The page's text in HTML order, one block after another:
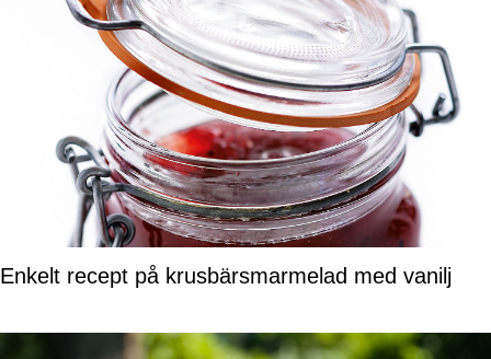
Enkelt recept på krusbärsmarmelad med vanilj